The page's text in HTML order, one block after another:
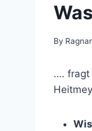
By
…. fragt